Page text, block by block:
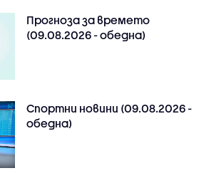
Прогноза за времето
(09.08.2026 - обедна)
Спортни новини (09.08.2026 -
обедна)